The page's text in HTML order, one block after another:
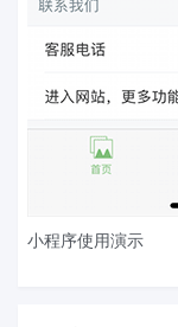
小程序使用演示